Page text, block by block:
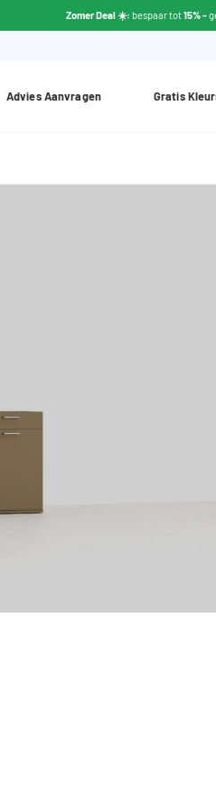
Zomer Deal ☀️: bespaar tot15% -
Advies Aanvragen Gratis